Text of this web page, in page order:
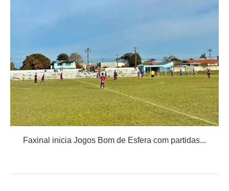
Faxinal inicia Jogos Bom de Esfera com partidas...